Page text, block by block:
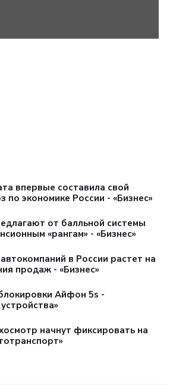
впервые составила свой
по экономике России - «Бизнес»
от балльной системы
«рангам» - «Бизнес»
в России растет на
продаж - «Бизнес»
Айфон 5s -
начнут фиксировать на